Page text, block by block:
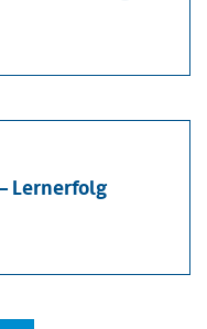
Lernerfolg